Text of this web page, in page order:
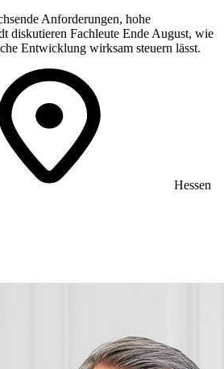
Anforderungen, hohe
diskutieren Fachleute Ende August, wie
Entwicklung wirksam steuern lässt.
Hessen